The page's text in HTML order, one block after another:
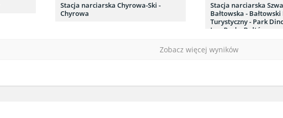
Stacja narciarska Chyrowa-Ski -
Chyrowa
Stacja narciarska
Bałtowska -
Turystyczny - Park
JuraPark - Bałtów
Zobacz więcej wyników